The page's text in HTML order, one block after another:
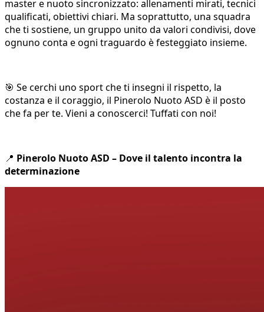
master e nuoto sincronizzato: allenamenti mirati, tecnici
qualificati, obiettivi chiari. Ma soprattutto, una squadra
che ti sostiene, un gruppo unito da valori condivisi, dove
ognuno conta e ogni traguardo è festeggiato insieme.
🎯 Se cerchi uno sport che ti insegni il rispetto, la
costanza e il coraggio, il Pinerolo Nuoto ASD è il posto
che fa per te. Vieni a conoscerci! Tuffati con noi!
📍 Pinerolo Nuoto ASD – Dove il talento incontra la
determinazione